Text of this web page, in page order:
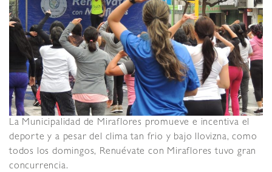
La Municipalidad de Miraflores promueve e incentiva el
deporte y a pesar del clima tan frio y bajo llovizna, como
todos los domingos, Renuévate con Miraflores tuvo gran
concurrencia.